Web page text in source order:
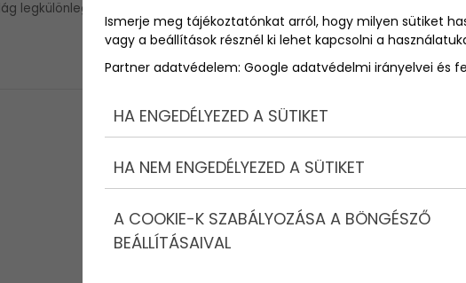
legkülönlegesebb kerítését.
Ismerje meg tájékoztatónkat arról, hogy milyen sütiket
vagy a beállítások résznél ki lehet kapcsolni a
Partner adatvédelem: Google adatvédelmi irányelvei és
HA ENGEDÉLYEZED A SÜTIKET
HA NEM ENGEDÉLYEZED A SÜTIKET
A COOKIE-K SZABÁLYOZÁSA A BÖNGÉSZŐ
BEÁLLÍTÁSAIVAL